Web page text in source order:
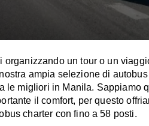
organizzando un tour o un
ampia selezione di
le migliori in Manila. Sappiamo
il comfort, per questo
charter con fino a 58 posti.